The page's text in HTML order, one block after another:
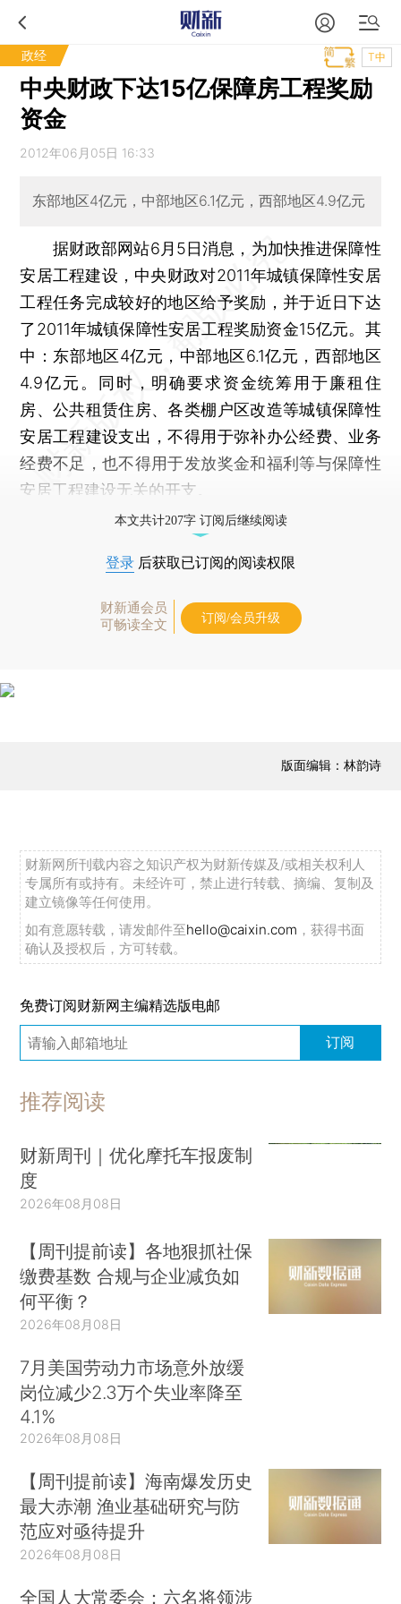
政经 T中
中央财政下达15亿保障房工程奖励
资金
2012年06月05日 16:33
东部地区4亿元，中部地区6.1亿元，西部地区4.9亿元
据财政部网站6月5日消息，为加快推进保障性
安居工程建设，中央财政对2011年城镇保障性安居
工程任务完成较好的地区给予奖励，并于近日下达
了2011年城镇保障性安居工程奖励资金15亿元。其
中：东部地区4亿元，中部地区6.1亿元，西部地区
4.9亿元。同时，明确要求资金统筹用于廉租住
房、公共租赁住房、各类棚户区改造等城镇保障性
安居工程建设支出，不得用于弥补办公经费、业务
经费不足，也不得用于发放奖金和福利等与保障性
安居工程建设无关的开支。
本文共计207字 订阅后继续阅读
登录 后获取已订阅的阅读权限
财新通会员
可畅读全文
订阅/会员升级
版面编辑：林韵诗
财新网所刊载内容之知识产权为财新传媒及/或相关权利人
专属所有或持有。未经许可，禁止进行转载、摘编、复制及
建立镜像等任何使用。
如有意愿转载，请发邮件至hello@caixin.com ，获得书面
确认及授权后，方可转载。
免费订阅财新网主编精选版电邮
订阅
推荐阅读
财新周刊｜优化摩托车报废制
度
2026年08月08日
【周刊提前读】各地狠抓社保
缴费基数 合规与企业减负如
何平衡？
2026年08月08日
7月美国劳动力市场意外放缓
岗位减少2.3万个失业率降至
4.1%
2026年08月08日
【周刊提前读】海南爆发历史
最大赤潮 渔业基础研究与防
范应对亟待提升
2026年08月08日
全国人大常委会：六名将领涉